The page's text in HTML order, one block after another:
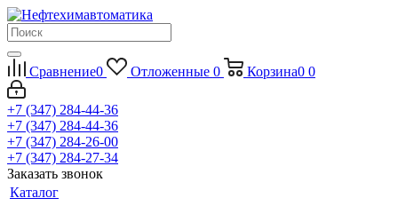
Сравнение0 Отложенные 0 Корзина0 0
+7 (347) 284-44-36
+7 (347) 284-44-36
+7 (347) 284-26-00
+7 (347) 284-27-34
Заказать звонок
Каталог